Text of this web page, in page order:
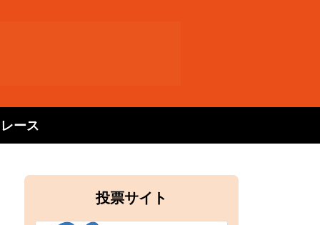
ース
投票サイト